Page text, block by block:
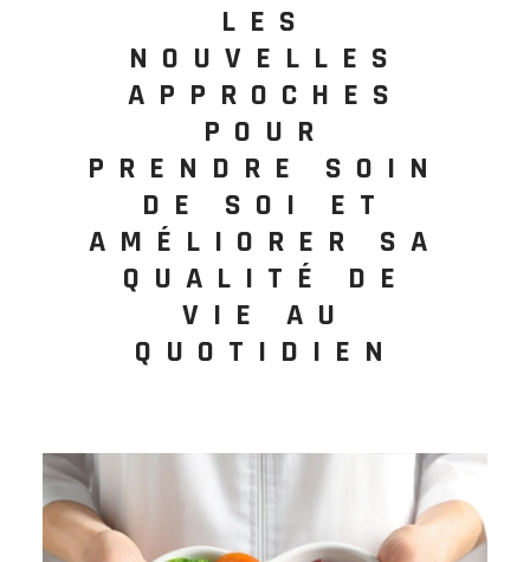
LES
NOUVELLES
APPROCHES
POUR
PRENDRE SOIN
DE SOI ET
AMÉLIORER SA
QUALITÉ DE
VIE AU
QUOTIDIEN